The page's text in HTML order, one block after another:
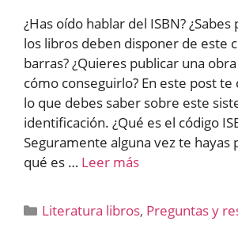
¿Has oído hablar del ISBN?
los libros deben disponer de este
barras? ¿Quieres publicar una
cómo conseguirlo? En este post
lo que debes saber sobre este
identificación. ¿Qué es el código
Seguramente alguna vez te hayas
qué es … Leer más
Categorías
Literatura libros, Preguntas y